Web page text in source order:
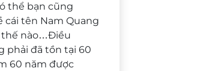
thể bạn cũng
cái tên Nam Quang
thế nào…Điều
phải đã tồn tại 60
60 năm được